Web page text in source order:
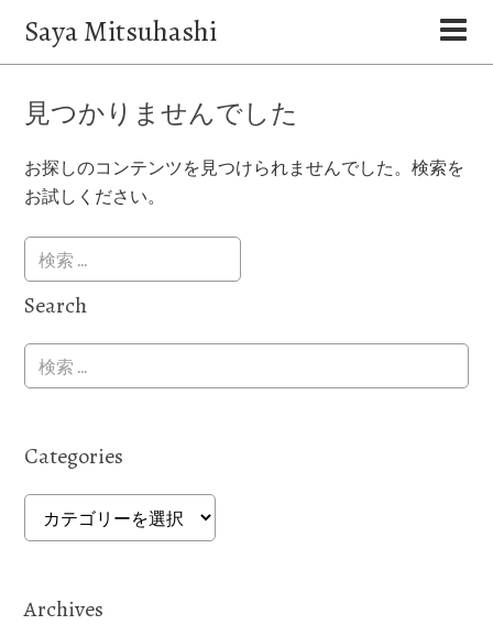
Saya Mitsuhashi
見つかりませんでした
お探しのコンテンツを見つけられませんでした。検索を
お試しください。
Search
Categories
Categories
Archives